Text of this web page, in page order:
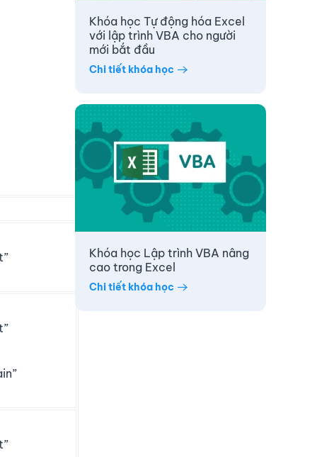
Khóa học Tự động hóa Excel
với lập trình VBA cho người
mới bắt đầu
Chi tiết khóa học
Khóa học Lập trình VBA nâng
cao trong Excel
Chi tiết khóa học